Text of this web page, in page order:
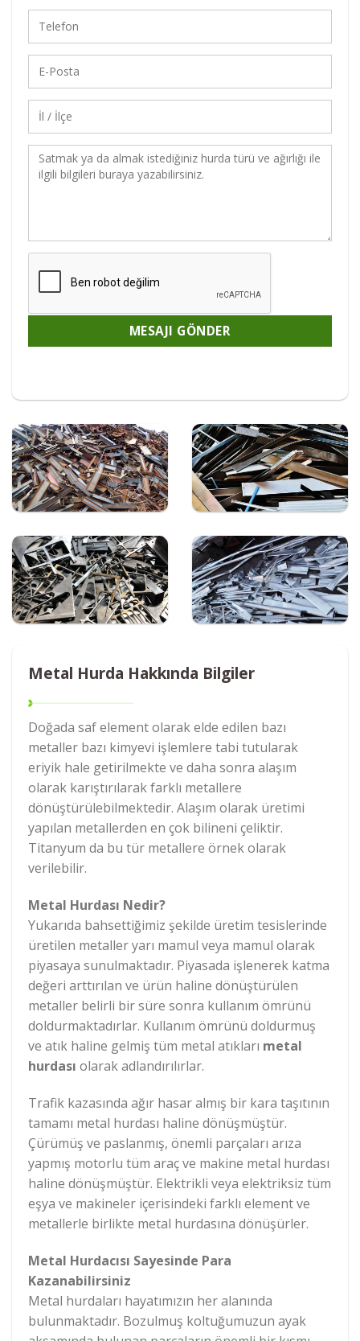
Metal Hurda Hakkında Bilgiler
Doğada saf element olarak elde edilen bazı
metaller bazı kimyevi işlemlere tabi tutularak
eriyik hale getirilmekte ve daha sonra alaşım
olarak karıştırılarak farklı metallere
dönüştürülebilmektedir. Alaşım olarak üretimi
yapılan metallerden en çok bilineni çeliktir.
Titanyum da bu tür metallere örnek olarak
verilebilir.
Metal Hurdası Nedir?
Yukarıda bahsettiğimiz şekilde üretim tesislerinde
üretilen metaller yarı mamul veya mamul olarak
piyasaya sunulmaktadır. Piyasada işlenerek katma
değeri arttırılan ve ürün haline dönüştürülen
metaller belirli bir süre sonra kullanım ömrünü
doldurmaktadırlar. Kullanım ömrünü doldurmuş
ve atık haline gelmiş tüm metal atıkları metal
hurdası olarak adlandırılırlar.
Trafik kazasında ağır hasar almış bir kara taşıtının
tamamı metal hurdası haline dönüşmüştür.
Çürümüş ve paslanmış, önemli parçaları arıza
yapmış motorlu tüm araç ve makine metal hurdası
haline dönüşmüştür. Elektrikli veya elektriksiz tüm
eşya ve makineler içerisindeki farklı element ve
metallerle birlikte metal hurdasına dönüşürler.
Metal Hurdacısı Sayesinde Para
Kazanabilirsiniz
Metal hurdaları hayatımızın her alanında
bulunmaktadır. Bozulmuş koltuğumuzun ayak